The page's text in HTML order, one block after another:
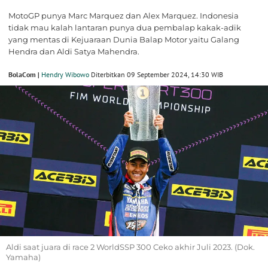
MotoGP punya Marc Marquez dan Alex Marquez. Indonesia
tidak mau kalah lantaran punya dua pembalap kakak-adik
yang mentas di Kejuaraan Dunia Balap Motor yaitu Galang
Hendra dan Aldi Satya Mahendra.
BolaCom | Hendry Wibowo Diterbitkan 09 September 2024, 14:30 WIB
Aldi saat juara di race 2 WorldSSP 300 Ceko akhir Juli 2023. (Dok.
Yamaha)